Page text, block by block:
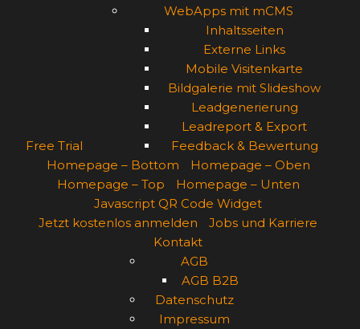
Free Trial
WebApps mit mCMS
Inhaltsseiten
Externe Links
Mobile Visitenkarte
Bildgalerie mit Slideshow
Leadgenerierung
Leadreport & Export
Feedback & Bewertung
Homepage – Bottom
Homepage – Oben
Homepage – Top
Homepage – Unten
Javascript QR Code Widget
Jetzt kostenlos anmelden
Jobs und Karriere
Kontakt
AGB
AGB B2B
Datenschutz
Impressum